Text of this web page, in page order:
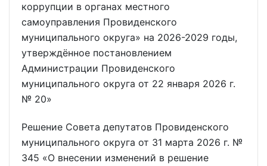
коррупции в органах местного
самоуправления Провиденского
муниципального округа» на 2026-2029 годы,
утверждённое постановлением
Администрации Провиденского
муниципального округа от 22 января 2026 г.
№ 20»
Решение Совета депутатов Провиденского
муниципального округа от 31 марта 2026 г. №
345 «О внесении изменений в решение